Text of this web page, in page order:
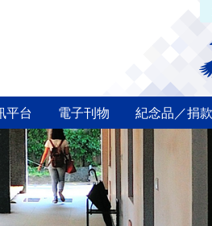
平台 電子刊物 紀念品／捐款